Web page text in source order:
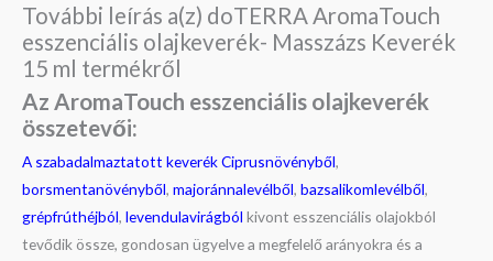
További leírás a(z) doTERRA AromaTouch
esszenciális olajkeverék- Masszázs Keverék
15 ml termékről
Az AromaTouch esszenciális olajkeverék
összetevői:
A szabadalmaztatott keverékCiprusnövényből,
borsmentanövényből, majoránnalevélből, bazsalikomlevélből,
grépfrúthéjból, levendulavirágból kivont esszenciális olajokból
tevődik össze, gondosan ügyelve a megfelelő arányokra és a